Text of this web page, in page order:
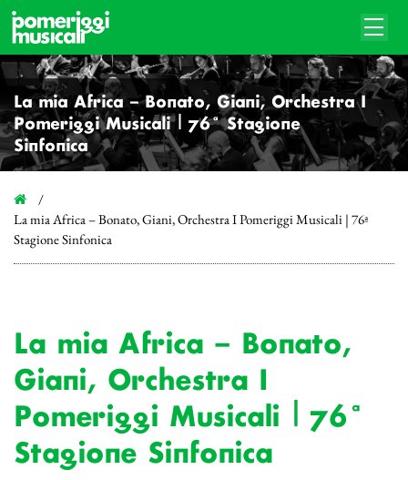
La mia Africa – Bonato, Giani, Orchestra I
Pomeriggi Musicali | 76ª Stagione
Sinfonica
La mia Africa – Bonato, Giani, Orchestra I Pomeriggi Musicali | 76ª
Stagione Sinfonica
La mia Africa – Bonato,
Giani, Orchestra I
Pomeriggi Musicali | 76ª
Stagione Sinfonica